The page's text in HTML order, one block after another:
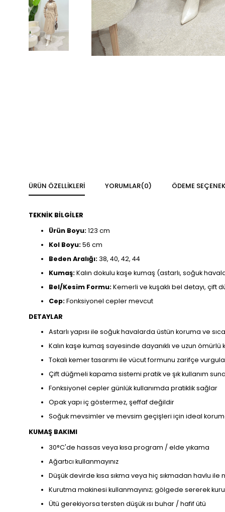
ÜRÜN ÖZELLIKLERI YORUMLAR(0) ÖDEME
TEKNİK BİLGİLER
Ürün Boyu:123 cm
Kol Boyu:56 cm
Beden Aralığı: 38, 40, 42, 44
Kumaş:Kalın dokulu kaşe kumaş (astarlı, soğuk
Bel/Kesim Formu:Kemerli ve kuşaklı bel detayı, çift
Cep:Fonksiyonel cepler mevcut
DETAYLAR
Astarlı yapısı ile soğuk havalarda üstün koruma ve
Kalın kaşe kumaş sayesinde dayanıklı ve uzun ömürlü
Tokalı kemer tasarımı ile vücut formunu zarifçe
Çift düğmeli kapama sistemi pratik ve şık kullanım
Fonksiyonel cepler günlük kullanımda pratiklik sağlar
Opak yapı iç göstermez, şeffaf değildir
Soğuk mevsimler ve mevsim geçişleri için ideal
KUMAŞ BAKIMI
30°C'de hassas veya kısa program / elde yıkama
Ağartıcı kullanmayınız
Düşük devirde kısa sıkma veya hiç sıkmadan havlu ile
Kurutma makinesi kullanmayınız; gölgede sererek
Ütü gerekiyorsa tersten düşük ısı buhar / hafif ütü